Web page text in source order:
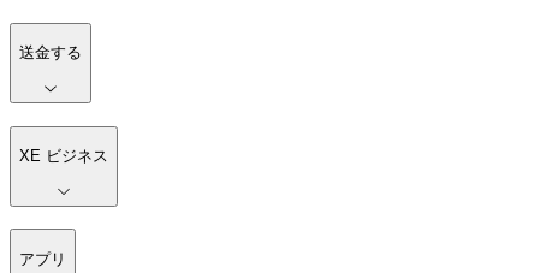
送金する
XE ビジネス
アプリ